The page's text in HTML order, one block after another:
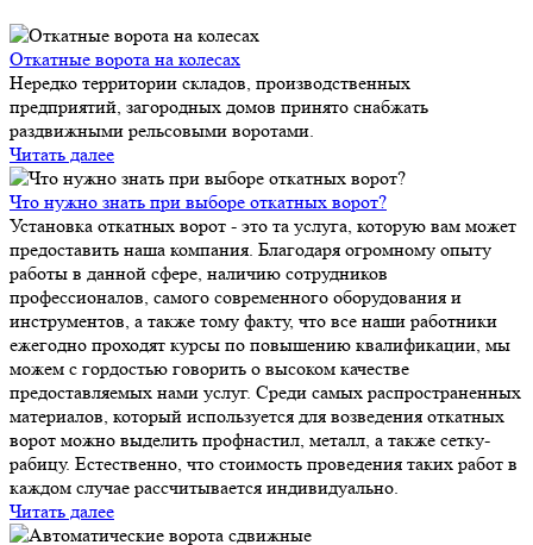
Откатные ворота на колесах
Нередко территории складов, производственных
предприятий, загородных домов принято снабжать
раздвижными рельсовыми воротами.
Читать далее
Что нужно знать при выборе откатных ворот?
Установка откатных ворот - это та услуга, которую вам может
предоставить наша компания. Благодаря огромному опыту
работы в данной сфере, наличию сотрудников
профессионалов, самого современного оборудования и
инструментов, а также тому факту, что все наши работники
ежегодно проходят курсы по повышению квалификации, мы
можем с гордостью говорить о высоком качестве
предоставляемых нами услуг. Среди самых распространенных
материалов, который используется для возведения откатных
ворот можно выделить профнастил, металл, а также сетку-
рабицу. Естественно, что стоимость проведения таких работ в
каждом случае рассчитывается индивидуально.
Читать далее